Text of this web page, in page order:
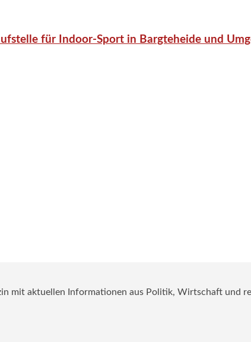
für Indoor-Sport in Bargteheide und
mit aktuellen Informationen aus Politik, Wirtschaft und